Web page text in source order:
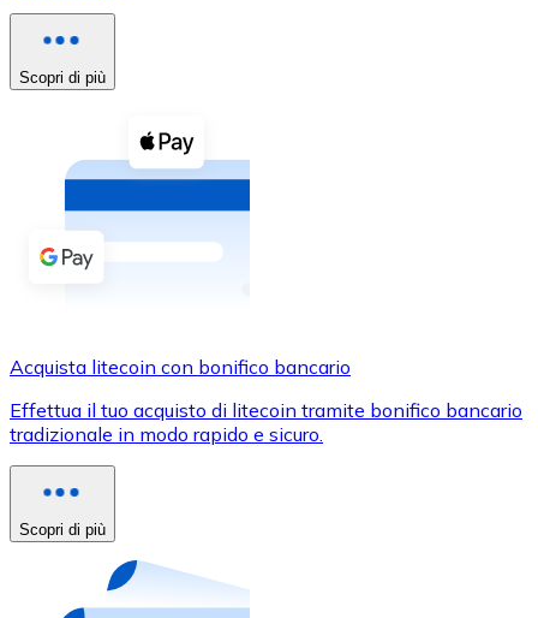
Vedi tutto
Buoni cripto
Acquista criptovalute in contanti e altri mezzi di
Acquista con contanti
Bonifico SEPA
Usa le carte Visa e Mastercard per acquistare
Acquista con carta
Acquista gift card dei tuoi marchi preferiti con
Scopri di più
Acquista litecoin con bonifico bancario
Effettua il tuo acquisto di litecoin tramite bonifico bancario
tradizionale in modo rapido e sicuro.
Scopri di più